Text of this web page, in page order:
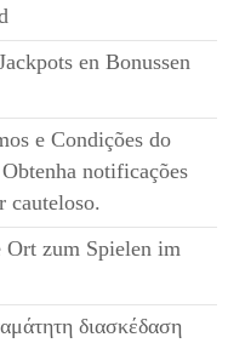
en Bonussen
e Condições do
notificações
cauteloso.
zum Spielen im
διασκέδαση